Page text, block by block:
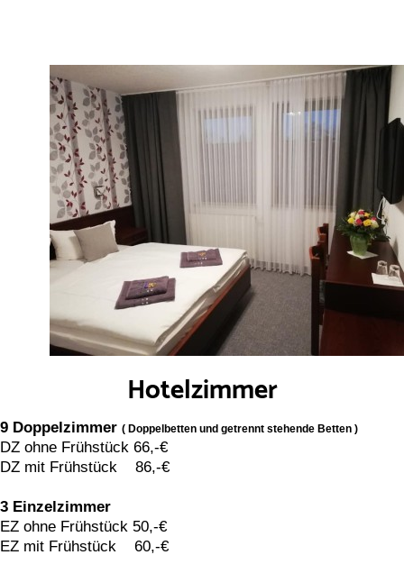
Hotelzimmer
9 Doppelzimmer ( Doppelbetten und getrennt stehende Betten )
DZ ohne Frühstück 66,-€
DZ mit Frühstück 86,-€
3 Einzelzimmer
EZ ohne Frühstück 50,-€
EZ mit Frühstück 60,-€